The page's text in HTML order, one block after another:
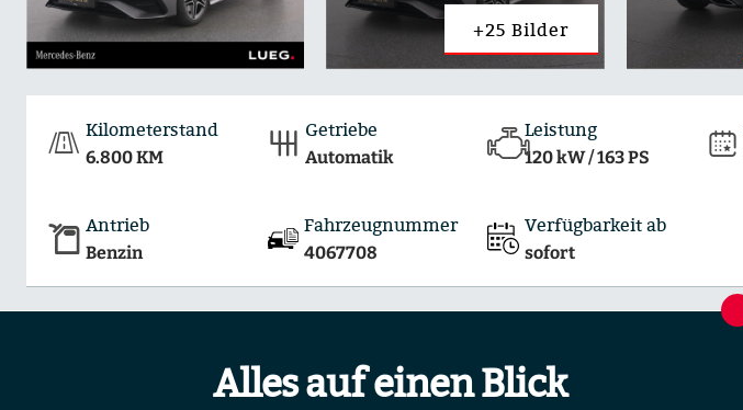
+25 Bilder
Kilometerstand
6.800 KM
Getriebe
Automatik
Leistung
120 kW / 163 PS
Antrieb
Benzin
Fahrzeugnummer
4067708
Verfügbarkeit ab
sofort
Alles auf einen Blick